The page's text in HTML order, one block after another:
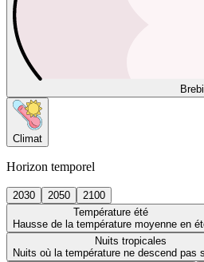
Climat
Horizon temporel
2030 2050
2100
Température été
Hausse de la température moyenne en
Nuits tropicales
Nuits où la température ne descend pas